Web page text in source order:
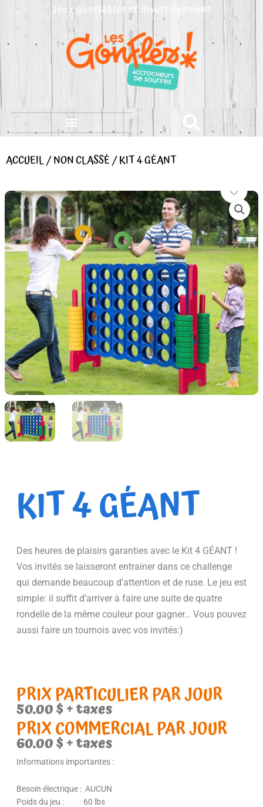
contenu
Jeux gonflables et divertissement
ACCUEIL/NON CLASSÉ/ KIT 4 GÉANT
KIT 4 GÉANT
Des heures de plaisirs garanties avec le Kit 4 GÉANT !
Vos invités se laisseront entrainer dans ce challenge
qui demande beaucoup d’attention et de ruse. Le jeu est
simple: il suffit d’arriver à faire une suite de quatre
rondelle de la même couleur pour gagner… Vous pouvez
aussi faire un tournois avec vos invités:)
PRIX PARTICULIER PAR JOUR
50.00$+ taxes
PRIX COMMERCIAL PAR JOUR
60.00 $ + taxes
Informations importantes :
Besoin électrique : AUCUN
Poids du jeu : 60 lbs